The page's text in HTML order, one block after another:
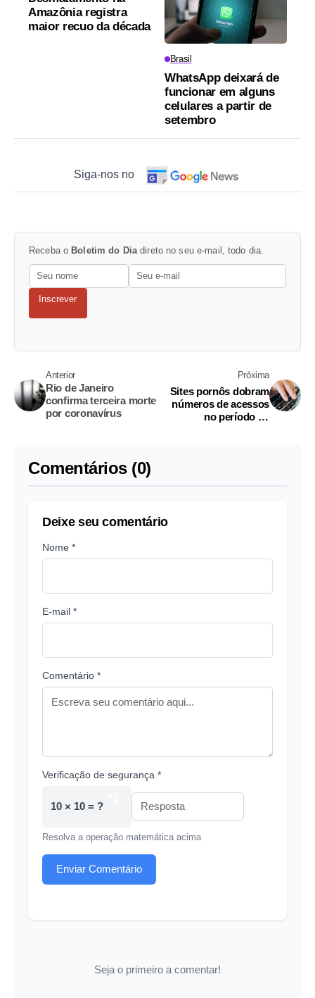
Amazônia registra
maior recuo da década
Brasil
WhatsApp deixará de
funcionar em alguns
celulares a partir de
setembro
Siga-nos no
Receba o Boletim do Diadireto no seu e-mail, todo dia.
Inscrever
Anterior
Rio de Janeiro
confirma terceira morte
por coronavírus
Próxima
Sites pornôs dobram
números de acessos
no período de
Comentários (0)
Deixe seu comentário
Nome *
E-mail *
Comentário *
Verificação de segurança *
10 × 10 = ?
Resolva a operação matemática acima
Enviar Comentário
Seja o primeiro a comentar!